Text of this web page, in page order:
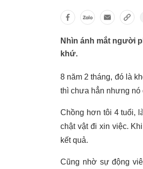
Nhìn ánh mắt người
khứ.
8 năm 2 tháng, đó là
thì chưa hẳn nhưng nó
Chồng hơn tôi 4 tuổi,
chật vật đi xin việc.
kết quả.
Cũng nhờ sự động